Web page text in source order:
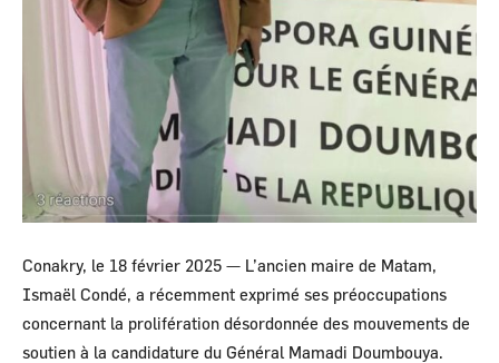
Conakry, le 18 février 2025 — L’ancien maire de Matam,
Ismaël Condé, a récemment exprimé ses préoccupations
concernant la prolifération désordonnée des mouvements de
soutien à la candidature du Général Mamadi Doumbouya.